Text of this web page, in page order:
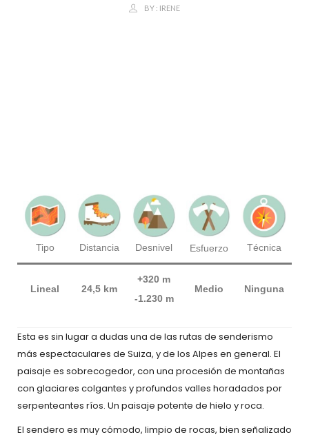
BY : IRENE
Tipo Distancia Desnivel Esfuerzo Técnica
Lineal 24,5 km
+320 m
-1.230 m
Medio Ninguna
Esta es sin lugar a dudas una de las rutas de senderismo
más espectaculares de Suiza, y de los Alpes en general. El
paisaje es sobrecogedor, con una procesión de montañas
con glaciares colgantes y profundos valles horadados por
serpenteantes ríos. Un paisaje potente de hielo y roca.
El sendero es muy cómodo, limpio de rocas, bien señalizado